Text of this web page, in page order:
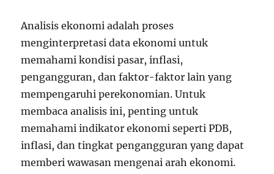
Analisis ekonomi adalah proses
menginterpretasi data ekonomi untuk
memahami kondisi pasar, inflasi,
pengangguran, dan faktor-faktor lain yang
mempengaruhi perekonomian. Untuk
membaca analisis ini, penting untuk
memahami indikator ekonomi seperti PDB,
inflasi, dan tingkat pengangguran yang dapat
memberi wawasan mengenai arah ekonomi.